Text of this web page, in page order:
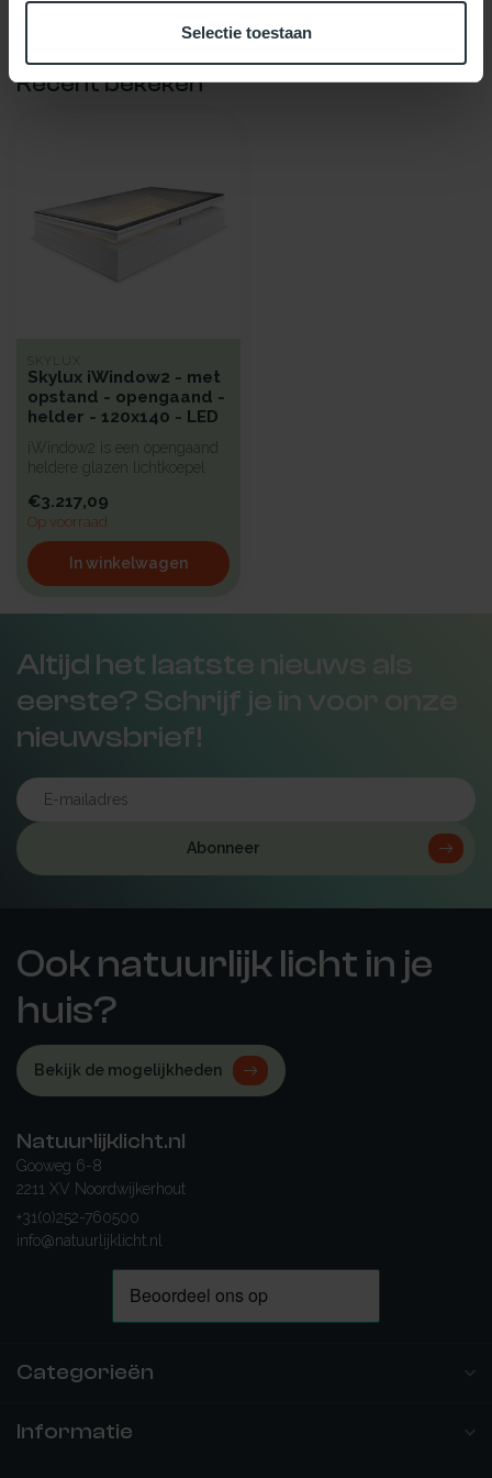
Selectie toestaan
Recent bekeken
SKYLUX
Skylux iWindow2 - met
opstand - opengaand -
helder - 120x140 - LED
iWindow2 is een opengaand
heldere glazen lichtkoepel
€3.217,09
Op voorraad
In winkelwagen
Altijd het laatste nieuws als
eerste? Schrijf je in voor onze
nieuwsbrief!
Abonneer
Ook natuurlijk licht in je
huis?
Bekijk de mogelijkheden
Natuurlijklicht.nl
Gooweg 6-8
2211 XV Noordwijkerhout
+31(0)252-760500
info@natuurlijklicht.nl
Categorieën
Informatie